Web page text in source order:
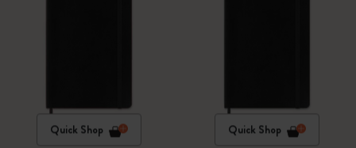
Quick Shop Quick Shop